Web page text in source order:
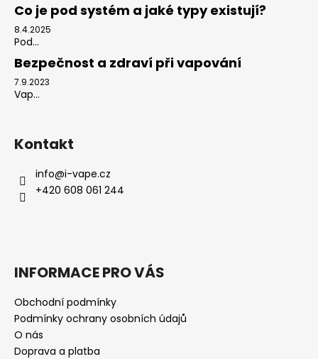
Co je pod systém a jaké typy existují?
8.4.2025
Pod...
Bezpečnost a zdraví při vapování
7.9.2023
Vap...
Kontakt
info@i-vape.cz
+420 608 061 244
INFORMACE PRO VÁS
Obchodní podmínky
Podmínky ochrany osobních údajů
O nás
Doprava a platba